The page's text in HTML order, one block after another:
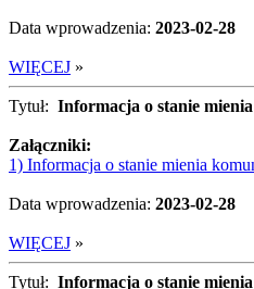
Data wprowadzenia: 2023-02-28
WIĘCEJ »
Tytuł: Informacja o stanie
Załączniki:
1) Informacja o stanie mienia
Data wprowadzenia: 2023-02-28
WIĘCEJ »
Tytuł: Informacja o stanie